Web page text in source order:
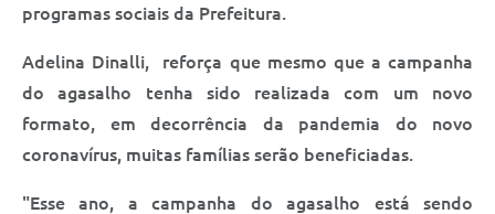
programas sociais da Prefeitura.
Adelina Dinalli, reforça que mesmo que a campanha
do agasalho tenha sido realizada com um novo
formato, em decorrência da pandemia do novo
coronavírus, muitas famílias serão beneficiadas.
"Esse ano, a campanha do agasalho está sendo